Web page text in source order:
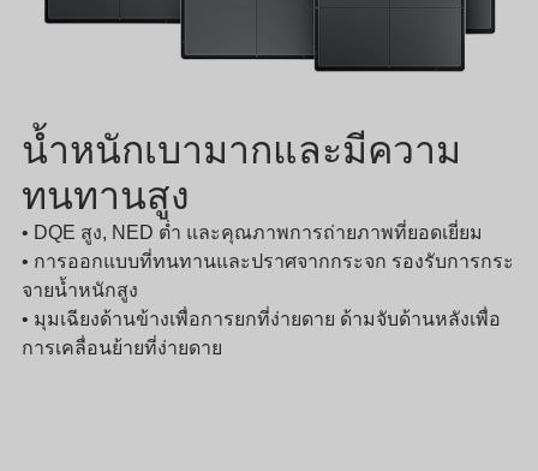
น้ำหนักเบามากและมีความ
ทนทานสูง
• DQE สูง, NED ต่ำ และคุณภาพการถ่ายภาพที่ยอดเยี่ยม
• การออกแบบที่ทนทานและปราศจากกระจก รองรับการกระ
จายน้ำหนักสูง
• มุมเฉียงด้านข้างเพื่อการยกที่ง่ายดาย ด้ามจับด้านหลังเพื่อ
การเคลื่อนย้ายที่ง่ายดาย